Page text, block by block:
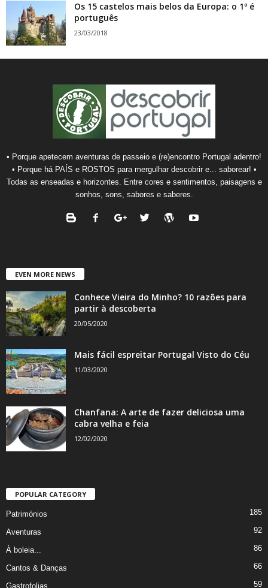
Os 15 castelos mais belos da Europa: o 1º é
português
23/03/2018
• Porque apetecem aventuras de passeio e (re)encontro Portugal adentro!
• Porque há PAÍS e ROSTOS para mergulhar descobrir e... saborear! •
Todas as enseadas e horizontes. Entre cores e sentimentos, paisagens e
sonhos, sons, sabores e saberes.
EVEN MORE NEWS
Conhece Vieira do Minho? 10 razões para
partir à descoberta
20/05/2020
Mais fácil espreitar Portugal Visto do Céu
11/03/2020
Chanfana: A arte de fazer deliciosa uma
cabra velha e feia
12/02/2020
POPULAR CATEGORY
Patrimónios 185
Aventuras 92
À boleia... 86
Cantos & Danças 66
Gastrofolias 59